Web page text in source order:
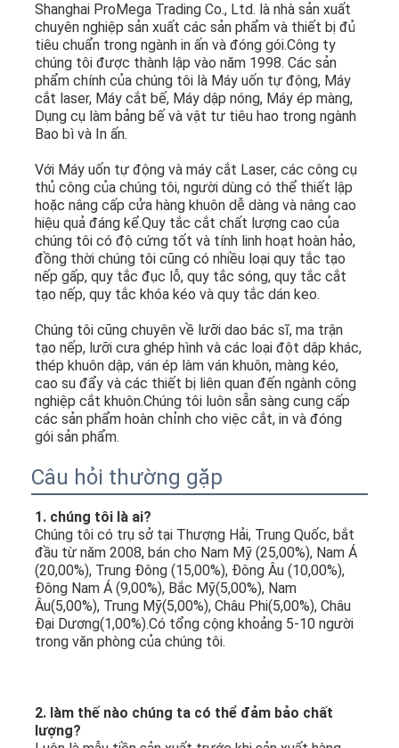
Shanghai ProMega Trading Co., Ltd. là nhà sản xuất
chuyên nghiệp sản xuất các sản phẩm và thiết bị đủ
tiêu chuẩn trong ngành in ấn và đóng gói.Công ty
chúng tôi được thành lập vào năm 1998. Các sản
phẩm chính của chúng tôi là Máy uốn tự động, Máy
cắt laser, Máy cắt bế, Máy dập nóng, Máy ép màng,
Dụng cụ làm bảng bế và vật tư tiêu hao trong ngành
Bao bì và In ấn.
Với Máy uốn tự động và máy cắt Laser, các công cụ
thủ công của chúng tôi, người dùng có thể thiết lập
hoặc nâng cấp cửa hàng khuôn dễ dàng và nâng cao
hiệu quả đáng kể.Quy tắc cắt chất lượng cao của
chúng tôi có độ cứng tốt và tính linh hoạt hoàn hảo,
đồng thời chúng tôi cũng có nhiều loại quy tắc tạo
nếp gấp, quy tắc đục lỗ, quy tắc sóng, quy tắc cắt
tạo nếp, quy tắc khóa kéo và quy tắc dán keo.
Chúng tôi cũng chuyên về lưỡi dao bác sĩ, ma trận
tạo nếp, lưỡi cưa ghép hình và các loại đột dập khác,
thép khuôn dập, ván ép làm ván khuôn, màng kéo,
cao su đẩy và các thiết bị liên quan đến ngành công
nghiệp cắt khuôn.Chúng tôi luôn sẵn sàng cung cấp
các sản phẩm hoàn chỉnh cho việc cắt, in và đóng
gói sản phẩm.
Câu hỏi thường gặp
1. chúng tôi là ai?
Chúng tôi có trụ sở tại Thượng Hải, Trung Quốc, bắt
đầu từ năm 2008, bán cho Nam Mỹ (25,00%), Nam Á
(20,00%), Trung Đông (15,00%), Đông Âu (10,00%),
Đông Nam Á (9,00%), Bắc Mỹ(5,00%), Nam
Âu(5,00%), Trung Mỹ(5,00%), Châu Phi(5,00%), Châu
Đại Dương(1,00%).Có tổng cộng khoảng 5-10 người
trong văn phòng của chúng tôi.
2. làm thế nào chúng ta có thể đảm bảo chất
lượng?